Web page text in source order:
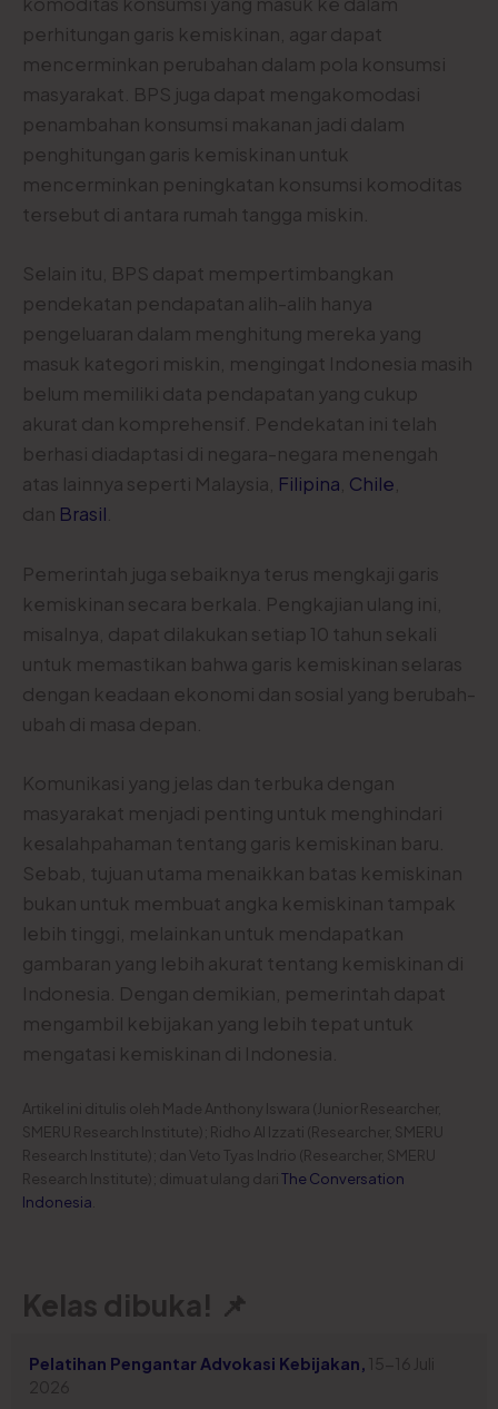
perhitungan garis kemiskinan, agar dapat
mencerminkan perubahan dalam pola konsumsi
masyarakat. BPS juga dapat mengakomodasi
penambahan konsumsi makanan jadi dalam
penghitungan garis kemiskinan untuk
mencerminkan peningkatan konsumsi komoditas
tersebut di antara rumah tangga miskin.
Selain itu, BPS dapat mempertimbangkan
pendekatan pendapatan alih-alih hanya
pengeluaran dalam menghitung mereka yang
masuk kategori miskin, mengingat Indonesia masih
belum memiliki data pendapatan yang cukup
akurat dan komprehensif. Pendekatan ini telah
berhasi diadaptasi di negara-negara menengah
atas lainnya seperti Malaysia, Filipina, Chile,
dan Brasil.
Pemerintah juga sebaiknya terus mengkaji garis
kemiskinan secara berkala. Pengkajian ulang ini,
misalnya, dapat dilakukan setiap 10 tahun sekali
untuk memastikan bahwa garis kemiskinan selaras
dengan keadaan ekonomi dan sosial yang berubah-
ubah di masa depan.
Komunikasi yang jelas dan terbuka dengan
masyarakat menjadi penting untuk menghindari
kesalahpahaman tentang garis kemiskinan baru.
Sebab, tujuan utama menaikkan batas kemiskinan
bukan untuk membuat angka kemiskinan tampak
lebih tinggi, melainkan untuk mendapatkan
gambaran yang lebih akurat tentang kemiskinan di
Indonesia. Dengan demikian, pemerintah dapat
mengambil kebijakan yang lebih tepat untuk
mengatasi kemiskinan di Indonesia.
Artikel ini ditulis oleh Made Anthony Iswara (Junior Researcher,
SMERU Research Institute); Ridho Al Izzati (Researcher, SMERU
Research Institute); dan Veto Tyas Indrio (Researcher, SMERU
Research Institute); dimuat ulang dariThe Conversation
Indonesia
Kelas dibuka! 📌
Pelatihan Pengantar Advokasi Kebijakan,